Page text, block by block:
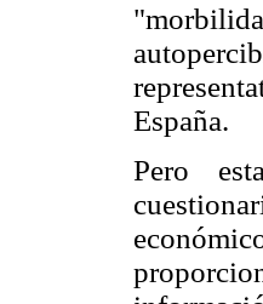
España.
Pero